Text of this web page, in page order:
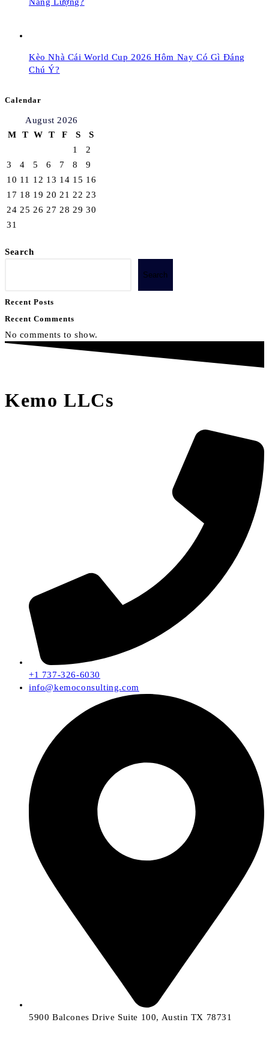
Năng Lượng?
Kèo Nhà Cái World Cup 2026 Hôm Nay Có Gì Đáng
Chú Ý?
Calendar
August 2026
M
T W T F S
S
1
2
3
4 5 6 7 8
9
10 11 12 13 14 15 16
17 18 19 20 21 22 23
24 25 26 27 28 29 30
31
Search
Search
Recent Posts
Recent Comments
No comments to show.
Kemo LLCs
+1 737-326-6030
info@kemoconsulting.com
5900 Balcones Drive Suite 100, Austin TX 78731